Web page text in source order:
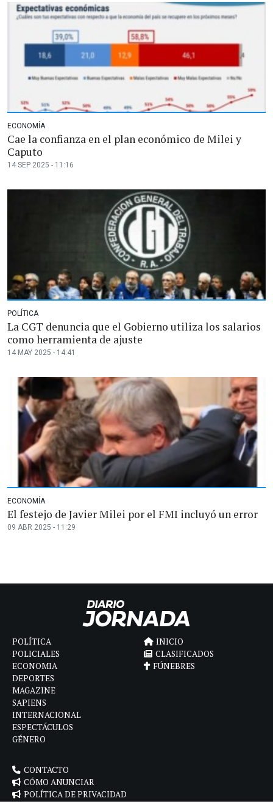
ECONOMÍA
Cae la confianza en el plan económico de Milei y
Caputo
14 SEP 2025 - 11:16
POLÍTICA
La CGT denuncia que el Gobierno utiliza los salarios
como herramienta de ajuste
14 MAY 2025 - 14:41
ECONOMÍA
El festejo de Javier Milei por el FMI incluyó un error
09 ABR 2025 - 11:29
POLÍTICA
POLICIALES
ECONOMIA
DEPORTES
MAGAZINE
SAPIENS
INTERNACIONAL
ESPECTÁCULOS
GÉNERO
INICIO
CLASIFICADOS
FÚNEBRES
CONTACTO
CÓMO ANUNCIAR
POLÍTICA DE PRIVACIDAD